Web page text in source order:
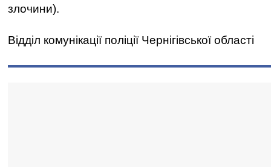
злочини).
Відділ комунікації поліції Чернігівської області